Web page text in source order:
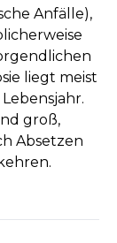
Anfälle),
liegt meist
groß,
Absetzen